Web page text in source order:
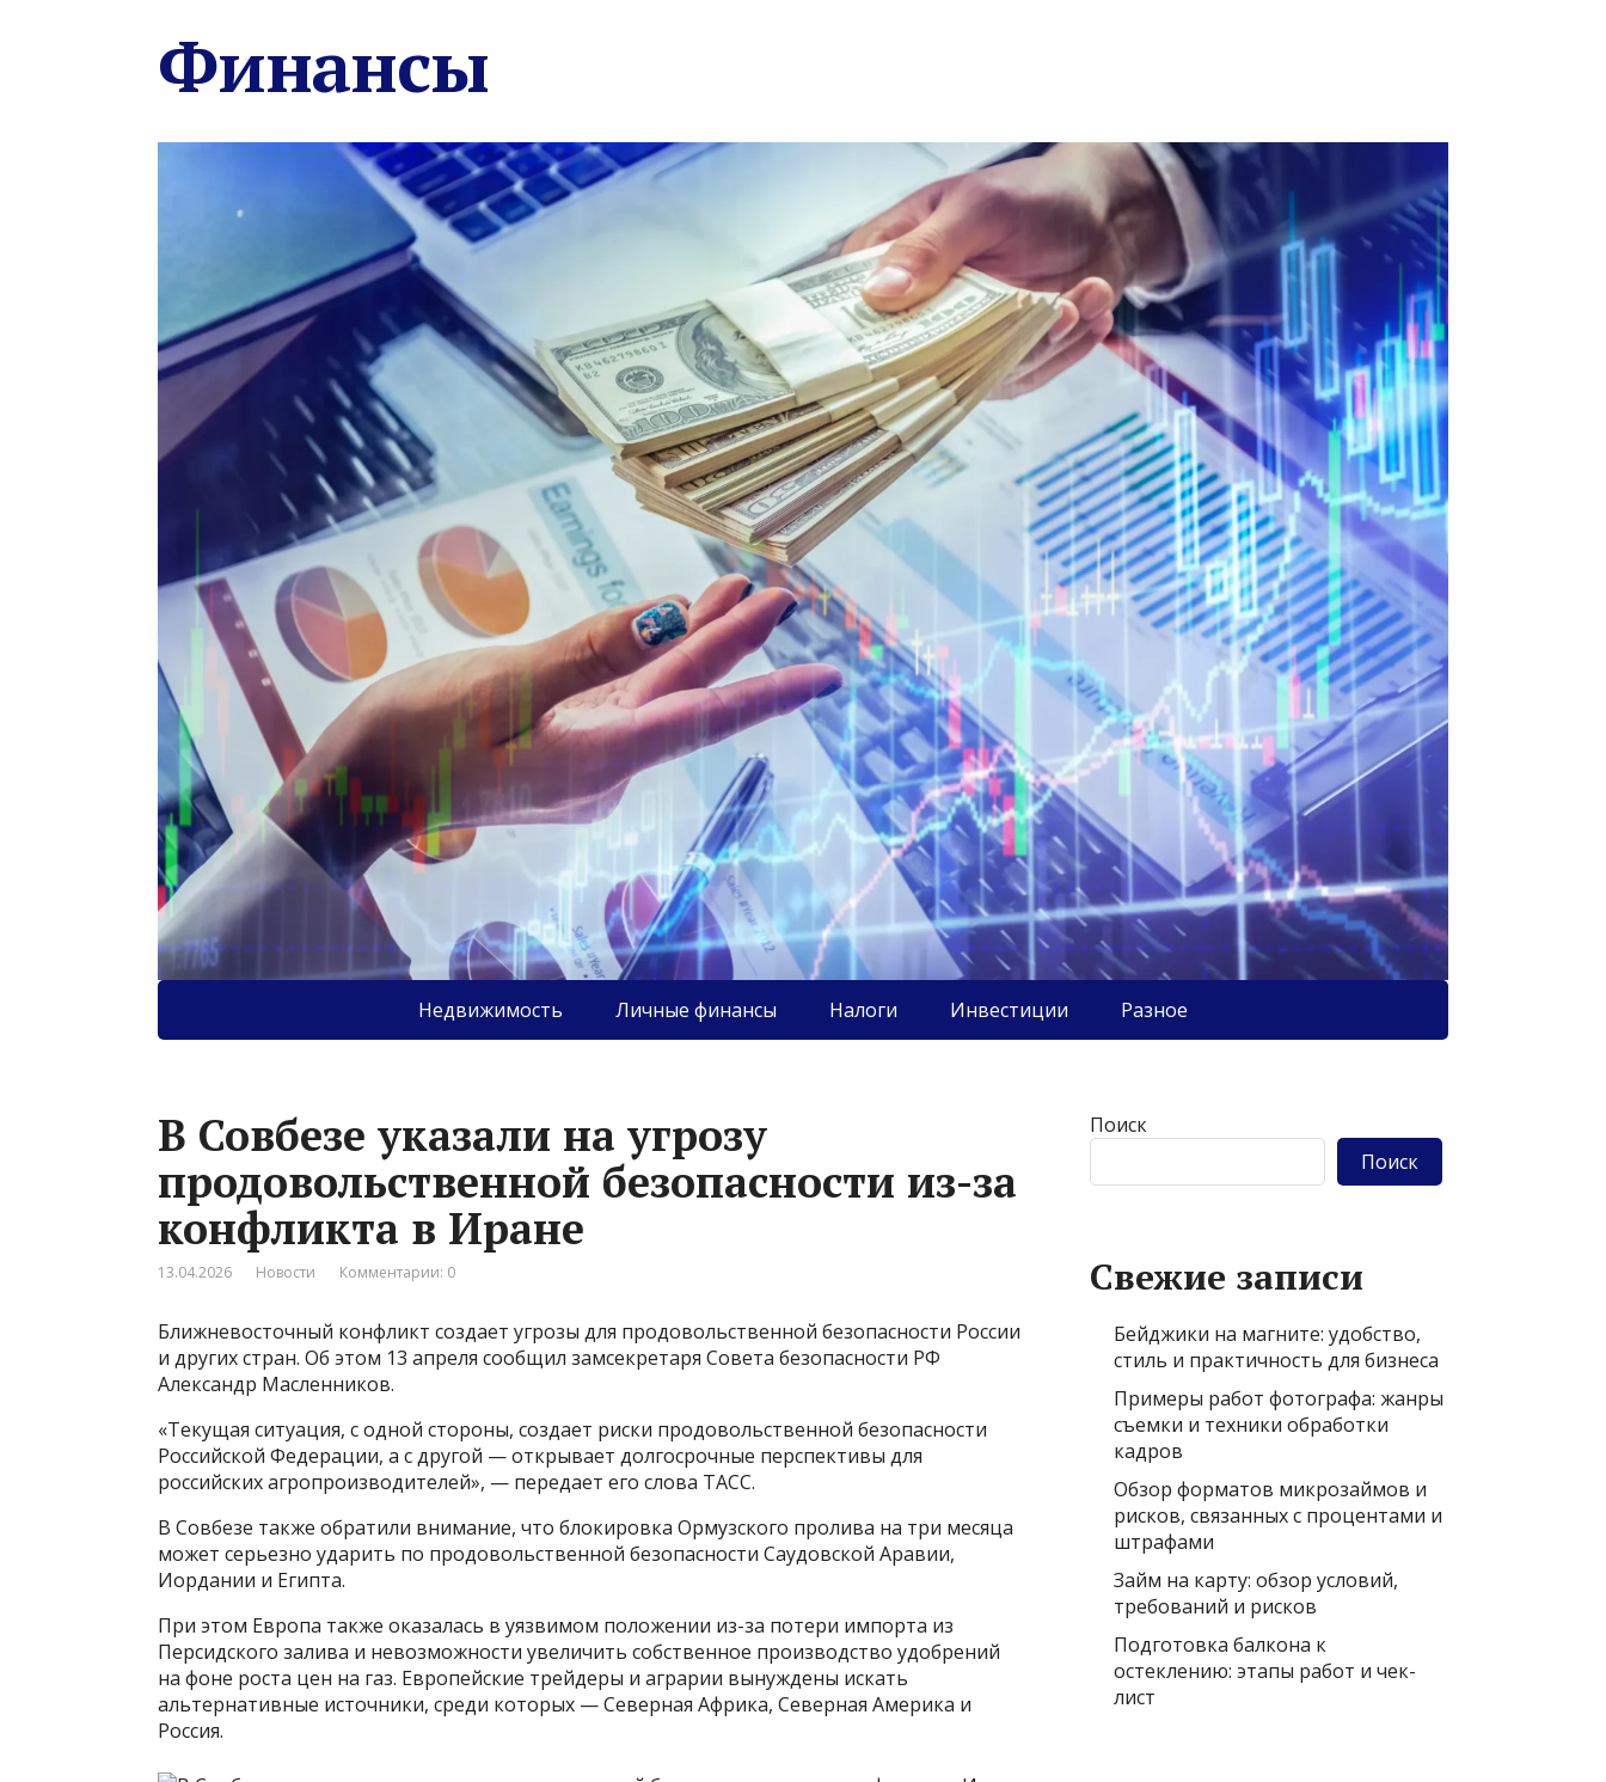
Финансы
Недвижимость Личные финансы Налоги Инвестиции Разное
В Совбезе указали на угрозу
продовольственной безопасности из-за
конфликта в Иране
13.04.2026 Новости Комментарии: 0
Ближневосточный конфликт создает угрозы для продовольственной безопасности России
и других стран. Об этом 13 апреля сообщил замсекретаря Совета безопасности РФ
Александр Масленников.
«Текущая ситуация, с одной стороны, создает риски продовольственной безопасности
Российской Федерации, а с другой — открывает долгосрочные перспективы для
российских агропроизводителей», — передает его слова ТАСС.
В Совбезе также обратили внимание, что блокировка Ормузского пролива на три месяца
может серьезно ударить по продовольственной безопасности Саудовской Аравии,
Иордании и Египта.
При этом Европа также оказалась в уязвимом положении из-за потери импорта из
Персидского залива и невозможности увеличить собственное производство удобрений
на фоне роста цен на газ. Европейские трейдеры и аграрии вынуждены искать
альтернативные источники, среди которых — Северная Африка, Северная Америка и
Россия.
Поиск
Поиск
Свежие записи
Бейджики на магните: удобство,
стиль и практичность для бизнеса
Примеры работ фотографа: жанры
съемки и техники обработки
кадров
Обзор форматов микрозаймов и
рисков, связанных с процентами и
штрафами
Займ на карту: обзор условий,
требований и рисков
Подготовка балкона к
остеклению: этапы работ и чек-
лист